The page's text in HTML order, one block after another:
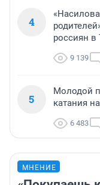
4
россиян в
9 139
5
Молодой
катания
6 483
МНЕНИЕ